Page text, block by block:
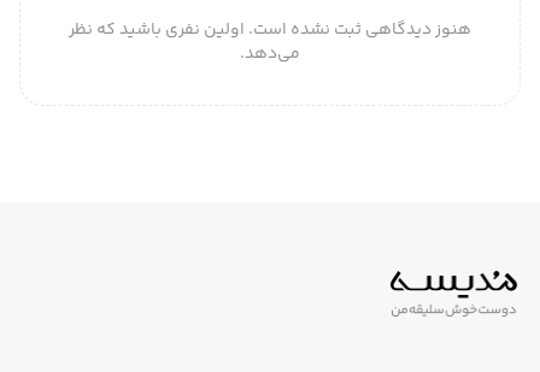
هنوز دیدگاهی ثبت نشده است. اولین نفری باشید که نظر
می‌دهد.